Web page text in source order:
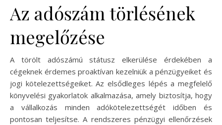
Az adószám törlésének
megelőzése
A törölt adószámú státusz elkerülése érdekében a
cégeknek érdemes proaktívan kezelniük a pénzügyeiket és
jogi kötelezettségeiket. Az elsődleges lépés a megfelelő
könyvelési gyakorlatok alkalmazása, amely biztosítja, hogy
a vállalkozás minden adókötelezettségét időben és
pontosan teljesítse. A rendszeres pénzügyi ellenőrzések